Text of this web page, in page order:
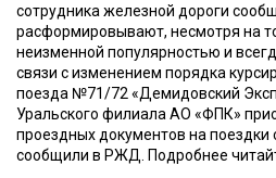
сотрудника железной дороги
расформировывают, несмотря на
неизменной популярностью и
связи с изменением порядка
поезда №71/72 «Демидовский
Уральского филиала АО «ФПК»
проездных документов на поездки
сообщили в РЖД. Подробнее